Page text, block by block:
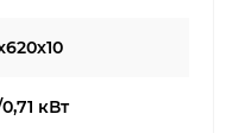
кВт